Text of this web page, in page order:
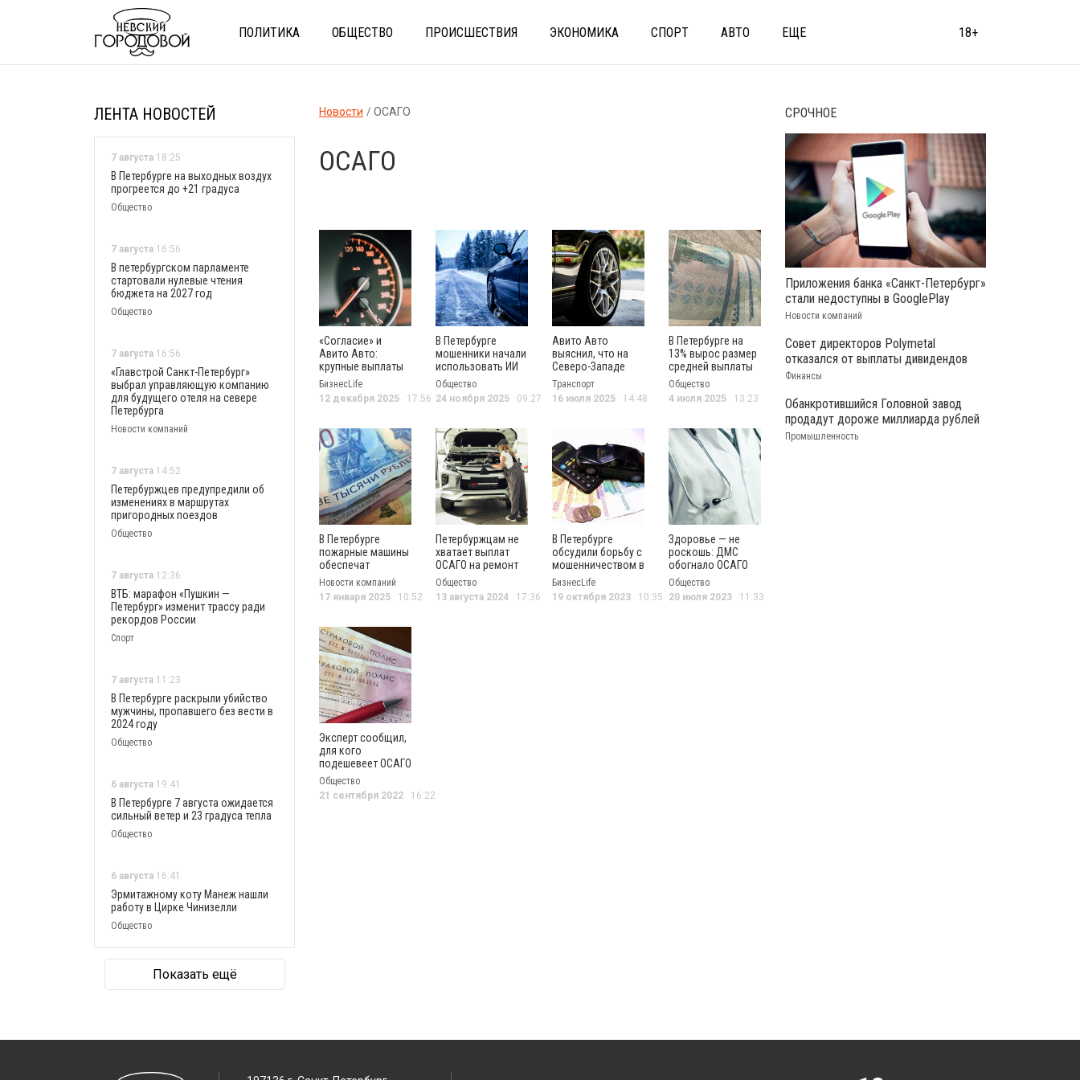
ПОЛИТИКА ОБЩЕСТВО ПРОИСШЕСТВИЯ ЭКОНОМИКА СПОРТ АВТО ЕЩЕ 18+
Новости ОСАГО
ОСАГО
«Согласие» и
Авито Авто:
крупные выплаты
по ОСАГО
увеличились на
37% за год
БизнесLife
12 декабря 2025 17:56
В Петербурге
мошенники начали
использовать ИИ
для получения
ОСАГО
Общество
24 ноября 2025 09:27
Авито Авто
выяснил, что на
Северо-Западе
знают об ОСАГО
Транспорт
16 июля 2025 14:48
В Петербурге на
13% вырос размер
средней выплаты
по ОСАГО
Общество
4 июля 2025 13:23
В Петербурге
пожарные машины
обеспечат
полисами ОСАГО
Новости компаний
17 января 2025 10:52
Петербуржцам не
хватает выплат
ОСАГО на ремонт
автомобиля
Общество
13 августа 2024 17:36
В Петербурге
обсудили борьбу с
мошенничеством в
страховой сфере
БизнесLife
19 октября 2023 10:35
Здоровье — не
роскошь: ДМС
обогнало ОСАГО
по популярности
среди жителей
Санкт-Петербурга
Общество
20 июля 2023 11:33
Эксперт сообщил,
для кого
подешевеет ОСАГО
Общество
21 сентября 2022 16:22
ЛЕНТА НОВОСТЕЙ
7 августа 18:25
В Петербурге на выходных воздух
прогреется до +21 градуса
Общество
7 августа 16:56
В петербургском парламенте
стартовали нулевые чтения
бюджета на 2027 год
Общество
7 августа 16:56
«Главстрой Санкт-Петербург»
выбрал управляющую компанию
для будущего отеля на севере
Петербурга
Новости компаний
7 августа 14:52
Петербуржцев предупредили об
изменениях в маршрутах
пригородных поездов
Общество
7 августа 12:36
ВТБ: марафон «Пушкин —
Петербург» изменит трассу ради
рекордов России
Спорт
7 августа 11:23
В Петербурге раскрыли убийство
мужчины, пропавшего без вести в
2024 году
Общество
6 августа 19:41
В Петербурге 7 августа ожидается
сильный ветер и 23 градуса тепла
Общество
6 августа 16:41
Эрмитажному коту Манеж нашли
работу в Цирке Чинизелли
Общество
Показать ещё
СРОЧНОЕ
Приложения банка «Санкт-Петербург»
стали недоступны в GooglePlay
Новости компаний
Совет директоров Polymetal
отказался от выплаты дивидендов
Финансы
Обанкротившийся Головной завод
продадут дороже миллиарда рублей
Промышленность